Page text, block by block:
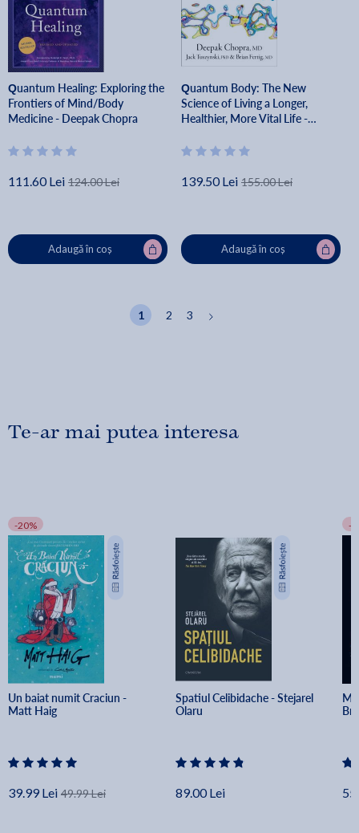
Quantum Healing: Exploring the
Frontiers of Mind/Body
Medicine - Deepak Chopra
111.60 Lei 124.00 Lei
Adaugă în coș
Quantum Body: The New
Science of Living a Longer,
Healthier, More Vital Life -
139.50 Lei 155.00 Lei
Adaugă în coș
1 2 3
Te-ar mai putea interesa
-20%
Un baiat numit Craciun -
Matt Haig
39.99 Lei 49.99 Lei
Spatiul Celibidache - Stejarel
Olaru
89.00 Lei
-